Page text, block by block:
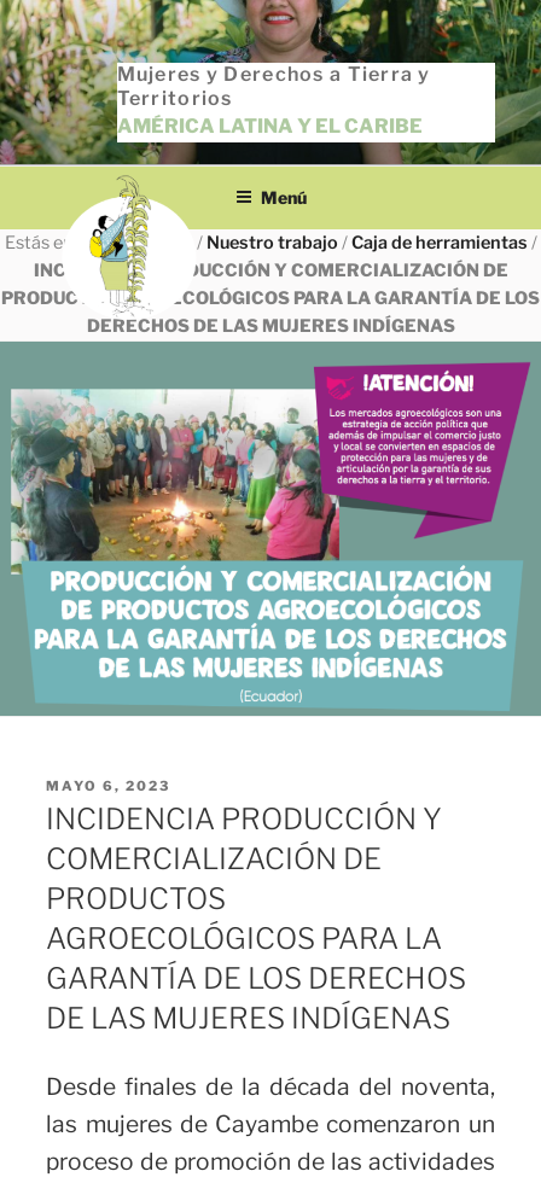
Saltar
al
contenido
Mujeres y Derechos a Tierra y
Territorios
AMÉRICA LATINA Y EL CARIBE
Menú
Estás en INICIO/Todas / Nuestro trabajo /Caja de herramientas /
INCIDENCIA PRODUCCIÓN Y COMERCIALIZACIÓN DE
PRODUCTOS AGROECOLÓGICOS PARA LA GARANTÍA DE LOS
DERECHOS DE LAS MUJERES INDÍGENAS
PUBLICADO
EL
MAYO 6, 2023
INCIDENCIA PRODUCCIÓN Y
COMERCIALIZACIÓN DE
PRODUCTOS
AGROECOLÓGICOS PARA LA
GARANTÍA DE LOS DERECHOS
DE LAS MUJERES INDÍGENAS
Desde finales de la década del noventa,
las mujeres de Cayambe comenzaron un
proceso de promoción de las actividades